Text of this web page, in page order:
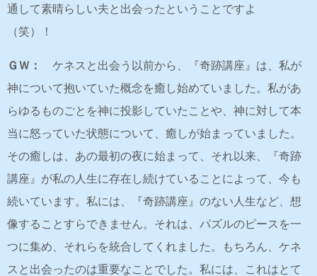
通して素晴らしい夫と出会ったということですよ
（笑）！
ＧＷ：
ケネスと出会う以前から、『奇跡講座』は、私が
神について抱いていた概念を癒し始めていました。私があ
らゆるものごとを神に投影していたことや、神に対して本
当に怒っていた状態について、癒しが始まっていました。
その癒しは、あの最初の夜に始まって、それ以来、『奇跡
講座』が私の人生に存在し続けていることによって、今も
続いています。私には、『奇跡講座』のない人生など、想
像することすらできません。それは、パズルのピースを一
つに集め、それらを統合してくれました。もちろん、ケネ
スと出会ったのは重要なことでした。私には、これはとて